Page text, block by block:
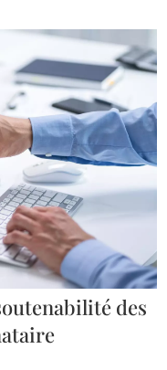
des